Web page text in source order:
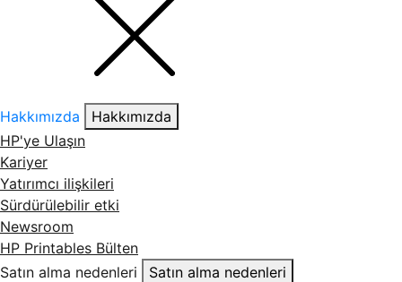
Hakkımızda
Hakkımızda
HP'ye Ulaşın
Kariyer
Yatırımcı ilişkileri
Sürdürülebilir etki
Newsroom
HP Printables Bülten
Satın alma nedenleri
Satın alma nedenleri